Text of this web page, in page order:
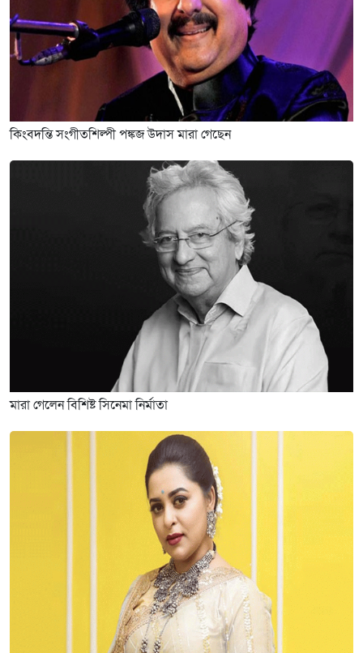
কিংবদন্তি সংগীতশিল্পী পঙ্কজ উদাস মারা গেছেন
মারা গেলেন বিশিষ্ট সিনেমা নির্মাতা